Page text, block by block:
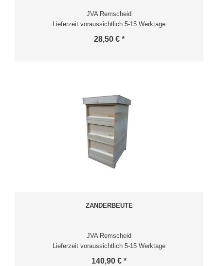
JVA Remscheid
Lieferzeit voraussichtlich 5-15 Werktage
28,50 € *
ZANDERBEUTE
JVA Remscheid
Lieferzeit voraussichtlich 5-15 Werktage
140,90 € *